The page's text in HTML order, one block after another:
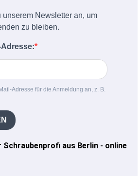
Schraubenprofi aus Berlin - online
unserem Newsletter an, um
zu bleiben.
Adresse:
Adresse für die Anmeldung an, z. B.